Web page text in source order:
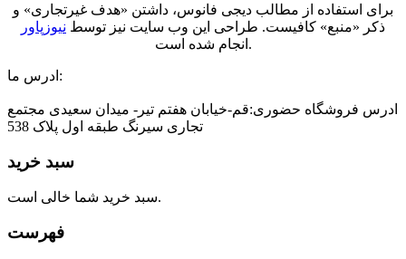
برای استفاده از مطالب دیجی فانوس، داشتن «هدف غیرتجاری» و
ذکر «منبع» کافیست. طراحی این وب سایت نیز توسط نیوزپاور
انجام شده است.
ادرس ما:
ادرس فروشگاه حضوری:قم-خیابان هفتم تیر- میدان سعیدی مجتمع
تجاری سیرنگ طبقه اول پلاک 538
سبد خرید
سبد خرید شما خالی است.
فهرست